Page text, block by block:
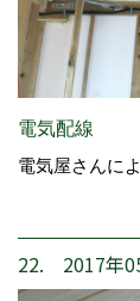
電気配線
電気屋さんに
22. 2017年